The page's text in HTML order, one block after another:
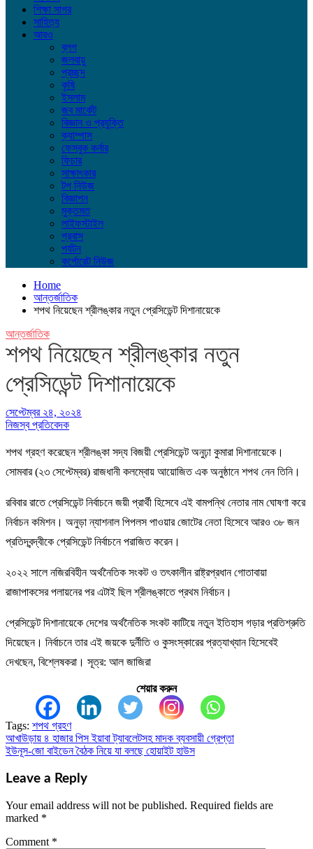
শিক্ষা সাগর
সাহিত্য
আরও
ব্লগ
জলবায়ু
প্রচ্ছদ
কৃষি
ইসলাম
জব মার্কেট
বিজ্ঞান ও প্রযুক্তি
ক্যাম্পাস
ফেসবুক কর্নার
ফিচার
সাক্ষাৎকার
টপ নিউজ
বিজ্ঞাপন
মুক্তমত
লাইফস্টাইল
প্রবাস
পর্যটন
কর্পোরেট নিউজ
Home
আন্তর্জাতিক
শপথ নিয়েছেন শ্রীলঙ্কার নতুন প্রেসিডেন্ট দিশানায়েকে
আন্তর্জাতিক
শপথ নিয়েছেন শ্রীলঙ্কার নতুন
প্রেসিডেন্ট দিশানায়েকে
সেপ্টেম্বর ২৪, ২০২৪
নিজস্ব প্রতিবেদক
শপথ গ্রহণ করেছেন শ্রীলঙ্কা সদ্য বিজয়ী প্রেসিডেন্ট অনুঢ়া কুমারা দিশানায়েকে।
সোমবার (২৩ সেপ্টেম্বর) রাজধানী কলম্বোয় আয়োজিত এক অনুষ্ঠানে শপথ নেন তিনি।
রবিবার রাতে প্রেসিডেন্ট নির্বাচনে জয়ী প্রার্থী হিসেবে এই বামপন্থি নেতার নাম ঘোষণা করে
নির্বাচন কমিশন। অনুড়া ন্যাশনাল পিপলস পাওয়ার জোটের নেতা হিসেবে আরও ৩৮ জন
প্রতিদ্বন্দ্বীকে প্রেসিডেন্ট নির্বাচনে পরাজিত করেন।
২০২২ সালে নজিরবিহীন অর্থনৈতিক সংকট ও তৎকালীন রাষ্ট্রপ্রধান গোতাবায়া
রাজাপাকসের পলায়নের পর এটাই ছিল শ্রীলঙ্কাতে প্রথম নির্বাচন।
প্রেসিডেন্ট দিশানায়েকে দেশের অর্থনৈতিক সংকট কাটিয়ে নতুন ইতিহাস গড়ার প্রতিশ্রুতি
দিয়েছেন। নির্বাচনে তার এই জয়কে দুর্নীতি ও কুসংস্কারের প্রত্যাখ্যান হিসেবেই
দেখছেন, বিশ্লেষকরা। সূত্র: আল জাজিরা
শেয়ার করুন
Tags: শপথ গ্রহণ
Post
navigation
আখাউড়ায় ৪ হাজার পিস ইয়াবা ট্যাবলেটসহ মাদক ব্যবসায়ী গ্রেপ্তা
ইউনূস-জো বাইডেন বৈঠক নিয়ে যা বলছে হোয়াইট হাউস
Leave a Reply
Your email address will not be published. Required fields are
marked *
Comment *